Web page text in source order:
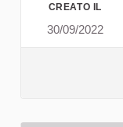
CREATO IL
30/09/2022